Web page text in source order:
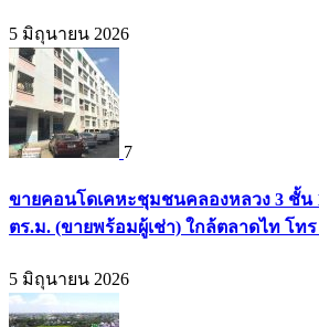
5 มิถุนายน 2026
7
ขายคอนโดเคหะชุมชนคลองหลวง 3 ชั้น
ตร.ม. (ขายพร้อมผู้เช่า) ใกล้ตลาดไท โทร
5 มิถุนายน 2026